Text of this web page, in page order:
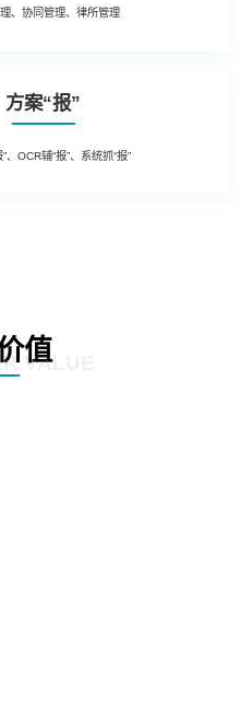
、协同管理、律所管理
方案“报”
、OCR辅“报”、系统抓“报”
值
VALUE